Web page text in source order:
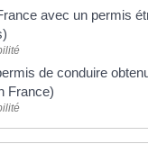
avec un permis
de conduire
France)